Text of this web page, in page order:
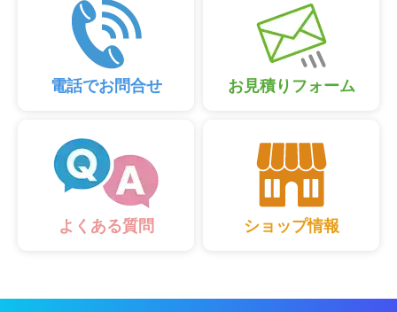
電話でお問合せ お見積りフォーム
よくある質問 ショップ情報